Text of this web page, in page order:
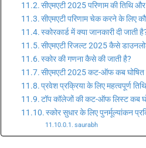
सीएमएटी 2025 परिणाम की तिथि
सीएमएटी परिणाम चेक करने के लिए
स्कोरकार्ड में क्या जानकारी दी जाती
सीएमएटी रिजल्ट 2025 कैसे
स्कोर की गणना कैसे की जाती है?
सीएमएटी 2025 कट-ऑफ कब घोषित
प्रवेश प्रक्रिया के लिए महत्वपूर्ण
टॉप कॉलेजों की कट-ऑफ लिस्ट कब
स्कोर सुधार के लिए पुनर्मूल्यांकन
saurabh